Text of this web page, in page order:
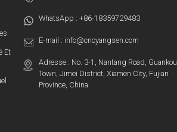
Et
WhatsApp :+86-18359729483
E-mail : info@cncyangsen.com
Adresse : No. 3-1, Nantang Road, Guankou
Town, Jimei District, Xiamen City, Fujian
Province, China